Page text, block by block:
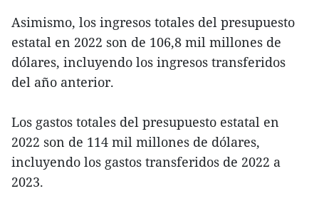
Asimismo, los ingresos totales del presupuesto
estatal en 2022 son de 106,8 mil millones de
dólares, incluyendo los ingresos transferidos
del año anterior.
Los gastos totales del presupuesto estatal en
2022 son de 114 mil millones de dólares,
incluyendo los gastos transferidos de 2022 a
2023.